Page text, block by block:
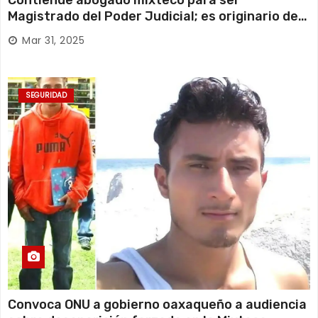
Magistrado del Poder Judicial; es originario de
Huajuapan de León
Mar 31, 2025
SEGURIDAD
Convoca ONU a gobierno oaxaqueño a audiencia